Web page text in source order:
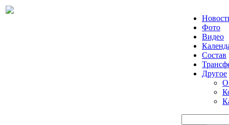
Фото
Видео
Состав
Другое
О